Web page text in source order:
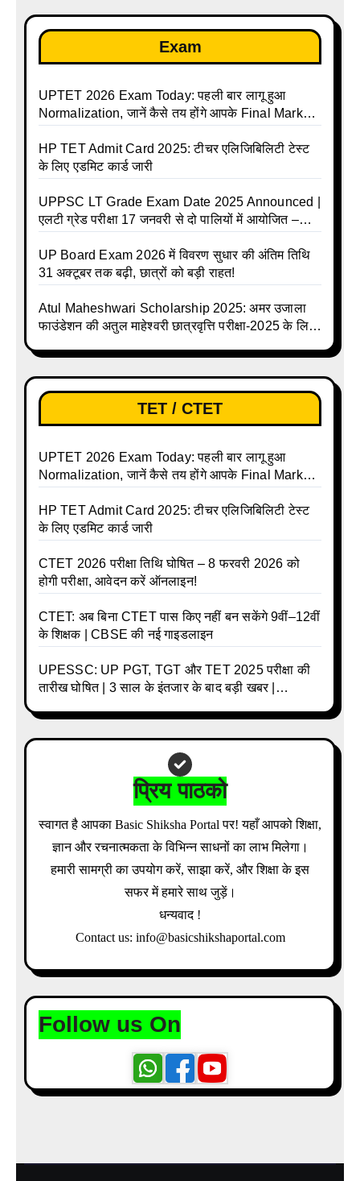
Exam
UPTET 2026 Exam Today: पहली बार लागू हुआ
Normalization, जानें कैसे तय होंगे आपके Final Marks
HP TET Admit Card 2025: टीचर एलिजिबिलिटी टेस्ट
के लिए एडमिट कार्ड जारी
UPPSC LT Grade Exam Date 2025 Announced |
एलटी ग्रेड परीक्षा 17 जनवरी से दो पालियों में आयोजित –
UP Board Exam 2026 में विवरण सुधार की अंतिम तिथि
31 अक्टूबर तक बढ़ी, छात्रों को बड़ी राहत!
Atul Maheshwari Scholarship 2025: अमर उजाला
फाउंडेशन की अतुल माहेश्वरी छात्रवृत्ति परीक्षा-2025 के लिए
TET / CTET
UPTET 2026 Exam Today: पहली बार लागू हुआ
Normalization, जानें कैसे तय होंगे आपके Final Marks
HP TET Admit Card 2025: टीचर एलिजिबिलिटी टेस्ट
के लिए एडमिट कार्ड जारी
CTET 2026 परीक्षा तिथि घोषित – 8 फरवरी 2026 को
होगी परीक्षा, आवेदन करें ऑनलाइन!
CTET: अब बिना CTET पास किए नहीं बन सकेंगे 9वीं–12वीं
के शिक्षक | CBSE की नई गाइडलाइन
UPESSC: UP PGT, TGT और TET 2025 परीक्षा की
तारीख घोषित | 3 साल के इंतजार के बाद बड़ी खबर |
प्रिय पाठको
स्वागत है आपका Basic Shiksha Portal पर! यहाँ आपको शिक्षा,
ज्ञान और रचनात्मकता के विभिन्न साधनों का लाभ मिलेगा।
हमारी सामग्री का उपयोग करें, साझा करें, और शिक्षा के इस
सफर में हमारे साथ जुड़ें।
धन्यवाद !
Contact us: info@basicshikshaportal.com
Follow us On